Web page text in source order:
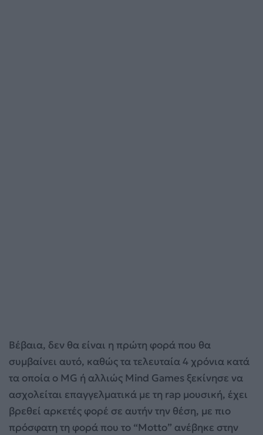
Βέβαια, δεν θα είναι η πρώτη φορά που θα
συμβαίνει αυτό, καθώς τα τελευταία 4 χρόνια κατά
τα οποία ο MG ή αλλιώς Mind Games ξεκίνησε να
ασχολείται επαγγελματικά με τη rap μουσική, έχει
βρεθεί αρκετές φορέ σε αυτήν την θέση, με πιο
πρόσφατη τη φορά που το “Motto” ανέβηκε στην